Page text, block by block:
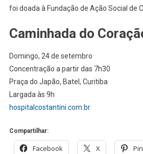
foi doada à Fundação de Ação Social de
Caminhada do
Domingo, 24 de setembro
Concentração a partir das 7h30
Praça do Japão, Batel, Curitiba
Largada às 9h
hospitalcostantini.com.br
Compartilhar:
Facebook X